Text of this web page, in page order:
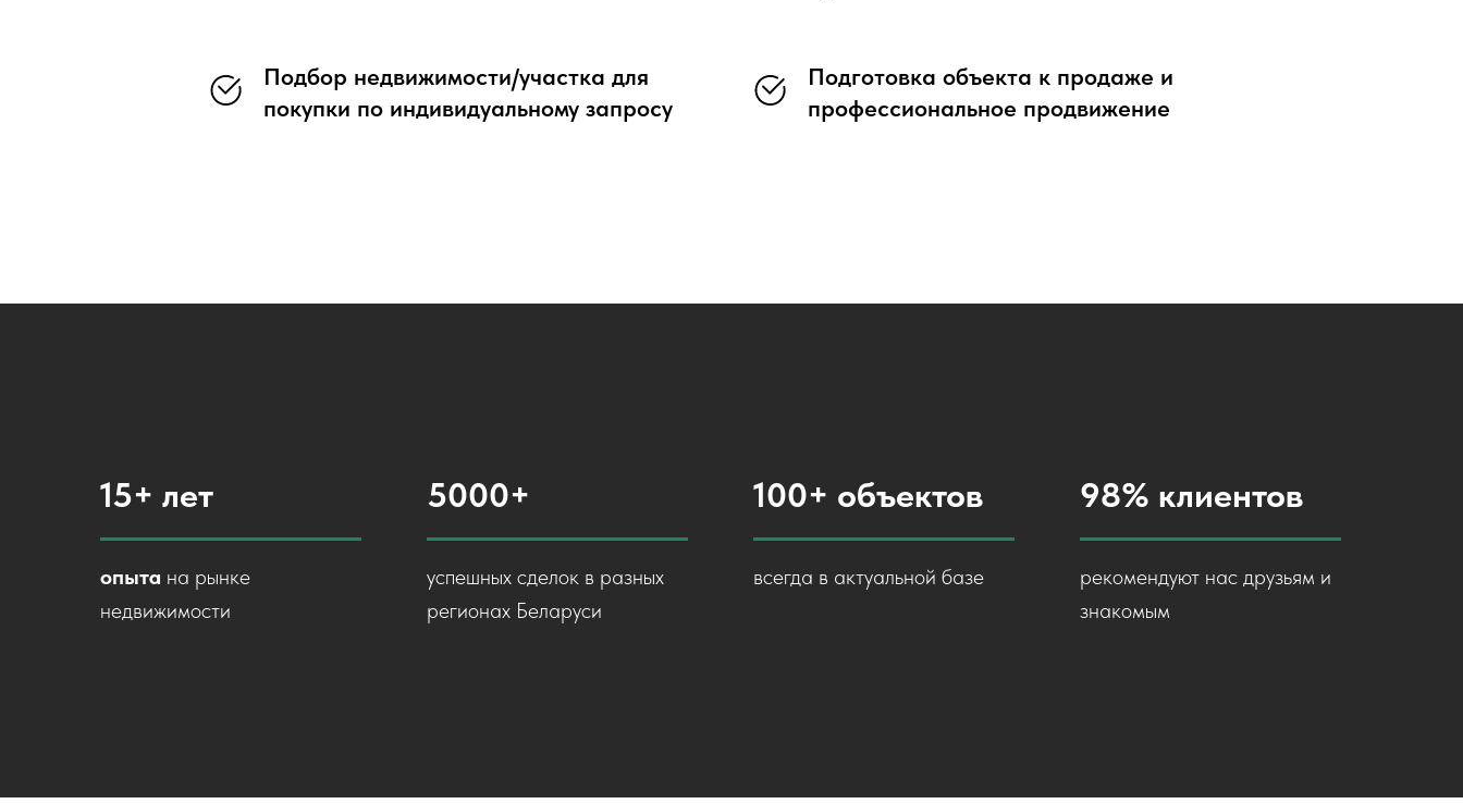
Подбор недвижимости/участка для
покупки по индивидуальному запросу
Подготовка объекта к продаже и
профессиональное продвижение
15+ лет
опыта на рынке
недвижимости
5000+
успешных сделок в разных
регионах Беларуси
100+ объектов
всегда в актуальной базе
98% клиентов
рекомендуют нас друзьям и
знакомым